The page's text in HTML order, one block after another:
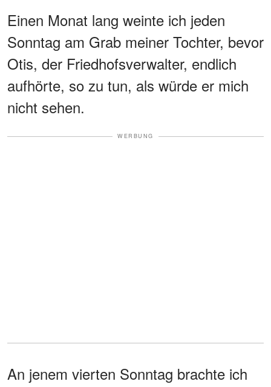
Einen Monat lang weinte ich jeden
Sonntag am Grab meiner Tochter, bevor
Otis, der Friedhofsverwalter, endlich
aufhörte, so zu tun, als würde er mich
nicht sehen.
WERBUNG
An jenem vierten Sonntag brachte ich